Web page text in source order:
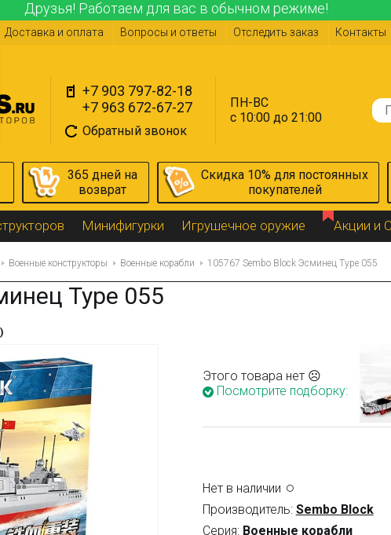
Друзья! Работаем для вас в обычном режиме!
Доставка и оплата Вопросы и ответы Отследить заказ Контакты
+7 903 797-82-18
+7 963 672-67-27
Обратный звонок
ПН-ВС
с 10:00 до 21:00
365 дней на
возврат
Скидка 10% для постоянных
покупателей
Минифигурки Игрушечное оружие Акции и
Военные конструкторы Военные корабли 105767 Sembo Block Эсминец Type 055
Type 055
Этого товара нет ☹
Посмотрите подборку:
Нет в наличии
Производитель: Sembo Block
Серия: Военные корабли